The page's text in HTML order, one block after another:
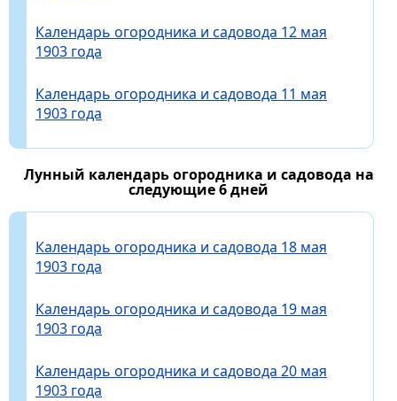
Календарь огородника и садовода 12 мая
1903 года
Календарь огородника и садовода 11 мая
1903 года
Лунный календарь огородника и садовода на
следующие 6 дней
Календарь огородника и садовода 18 мая
1903 года
Календарь огородника и садовода 19 мая
1903 года
Календарь огородника и садовода 20 мая
1903 года